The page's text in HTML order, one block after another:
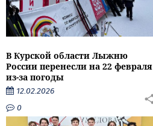
В Курской области Лыжню
России перенесли на 22 февраля
из-за погоды
12.02.2026
0